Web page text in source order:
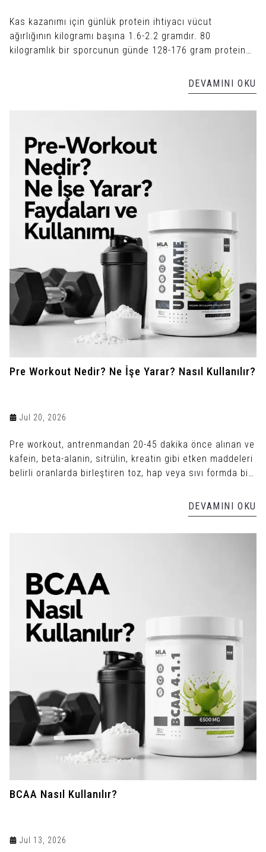
Kas kazanımı için günlük protein ihtiyacı vücut
ağırlığının kilogramı başına 1.6-2.2 gramdır. 80
kilogramlık bir sporcunun günde 128-176 gram protein
DEVAMINI OKU
Pre Workout Nedir? Ne İşe Yarar? Nasıl Kullanılır?
Jul 20, 2026
Pre workout, antrenmandan 20-45 dakika önce alınan ve
kafein, beta-alanin, sitrülin, kreatin gibi etken maddeleri
belirli oranlarda birleştiren toz, hap veya sıvı formda bir
DEVAMINI OKU
BCAA Nasıl Kullanılır?
Jul 13, 2026